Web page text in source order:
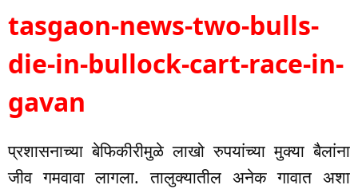
tasgaon-news-two-bulls-
die-in-bullock-cart-race-in-
gavan
प्रशासनाच्या बेफिकीरीमुळे लाखो रुपयांच्या मुक्या बैलांना
जीव गमवावा लागला. तालुक्यातील अनेक गावात अशा